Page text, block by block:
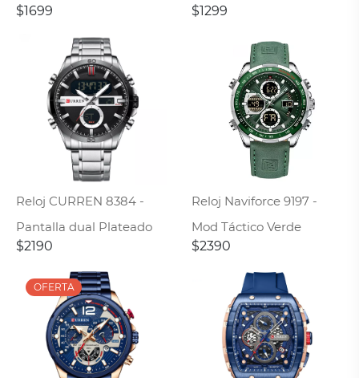
$1699
$1299
Reloj CURREN 8384 -
Pantalla dual Plateado
$2190
Reloj Naviforce 9197 -
Mod Táctico Verde
$2390